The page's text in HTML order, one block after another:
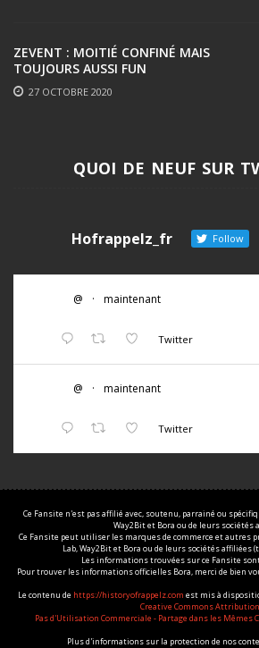
ZEVENT : MOITIÉ CONFINÉ MAIS
TOUJOURS AUSSI FUN
27 OCTOBRE 2020
QUOI DE NEUF SUR
Hofrappelz_fr Follow
@ · maintenant
Twitter
@ · maintenant
Twitter
Ce Fansite n'est pas affilié avec, soutenu, parrainé ou
Way2Bit et Bora ou de leurs sociétés
Ce Fansite peut utiliser les marques de commerce et autres
Lab, Way2Bit et Bora ou de leurs sociétés affiliées
Les informations trouvées sur ce Fansite
Pour trouver les informations officielles Bora, merci de bien
Le contenu de https://historyofrappelz.com est mis à
Creative Commons Attribution
Pas d'Utilisation Commerciale - Partage dans les Mêmes
Plus d'informations sur la protection de nos